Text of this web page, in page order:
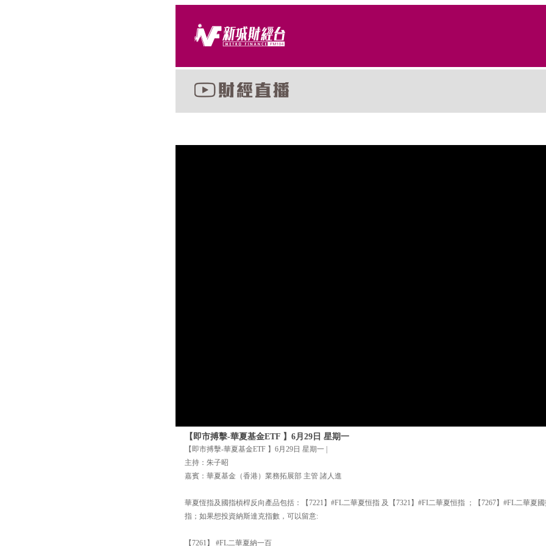
【即市搏擊-華夏基金ETF 】6月29日 星期一
【即市搏擊-華夏基金ETF 】6月29日 星期一 |
主持：朱子昭
嘉賓：華夏基金（香港）業務拓展部 主管 諸人進
華夏恆指及國指槓桿反向產品包括：【7221】#FL二華夏恒指 及【7321】#FI二華夏恒指 ；【7267】#FL二華夏
指；如果想投資納斯達克指數，可以留意:
【7261】 #FL二華夏納一百